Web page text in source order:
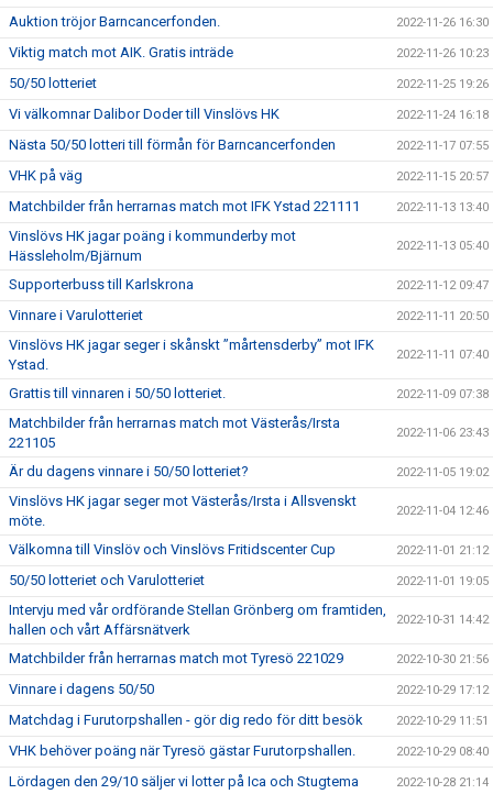
Auktion tröjor Barncancerfonden. 2022-11-26 16:30
Viktig match mot AIK. Gratis inträde 2022-11-26 10:23
50/50 lotteriet 2022-11-25 19:26
Vi välkomnar Dalibor Doder till Vinslövs HK 2022-11-24 16:18
Nästa 50/50 lotteri till förmån för Barncancerfonden 2022-11-17 07:55
VHK på väg 2022-11-15 20:57
Matchbilder från herrarnas match mot IFK Ystad 221111 2022-11-13 13:40
Vinslövs HK jagar poäng i kommunderby mot
Hässleholm/Bjärnum
2022-11-13 05:40
Supporterbuss till Karlskrona 2022-11-12 09:47
Vinnare i Varulotteriet 2022-11-11 20:50
Vinslövs HK jagar seger i skånskt ”mårtensderby” mot IFK
Ystad.
2022-11-11 07:40
Grattis till vinnaren i 50/50 lotteriet. 2022-11-09 07:38
Matchbilder från herrarnas match mot Västerås/Irsta
221105
2022-11-06 23:43
Är du dagens vinnare i 50/50 lotteriet? 2022-11-05 19:02
Vinslövs HK jagar seger mot Västerås/Irsta i Allsvenskt
möte.
2022-11-04 12:46
Välkomna till Vinslöv och Vinslövs Fritidscenter Cup 2022-11-01 21:12
50/50 lotteriet och Varulotteriet 2022-11-01 19:05
Intervju med vår ordförande Stellan Grönberg om framtiden,
hallen och vårt Affärsnätverk
2022-10-31 14:42
Matchbilder från herrarnas match mot Tyresö 221029 2022-10-30 21:56
Vinnare i dagens 50/50 2022-10-29 17:12
Matchdag i Furutorpshallen - gör dig redo för ditt besök 2022-10-29 11:51
VHK behöver poäng när Tyresö gästar Furutorpshallen. 2022-10-29 08:40
Lördagen den 29/10 säljer vi lotter på Ica och Stugtema 2022-10-28 21:14